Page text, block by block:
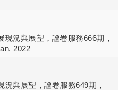
況與展望，證卷服務666期，
2022
與展望，證卷服務649期，